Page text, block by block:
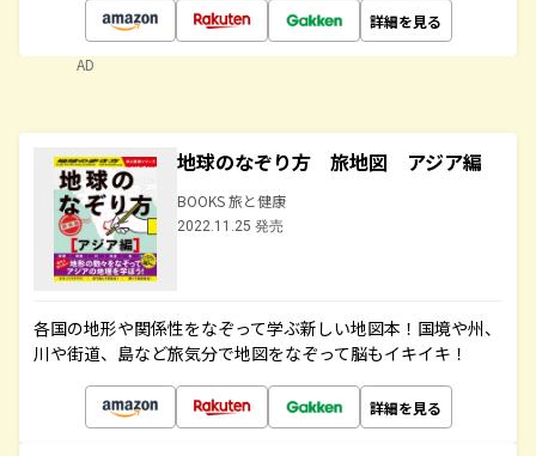
詳細を見る
AD
地球のなぞり方 旅地図 アジア編
BOOKS 旅と健康
2022.11.25 発売
各国の地形や関係性をなぞって学ぶ新しい地図本！国境や州、
川や街道、島など旅気分で地図をなぞって脳もイキイキ！
詳細を見る